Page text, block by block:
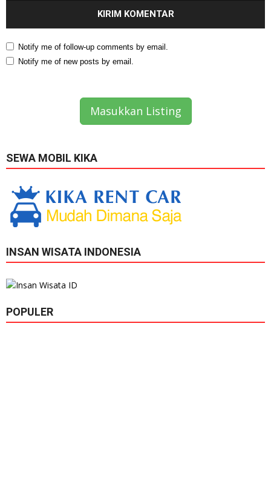
Notify me of follow-up comments by email.
Notify me of new posts by email.
Masukkan Listing
SEWA MOBIL KIKA
INSAN WISATA INDONESIA
POPULER